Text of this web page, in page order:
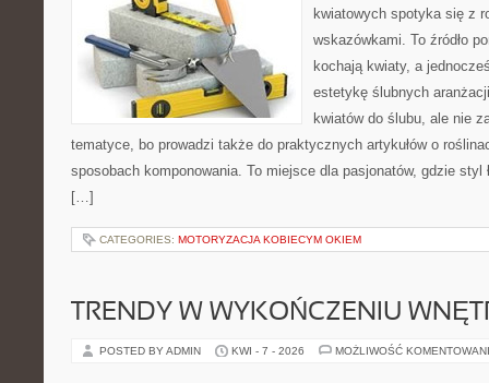
kwiatowych spotyka się z
wskazówkami. To źródło
kochają kwiaty, a
estetykę ślubnych
kwiatów do ślubu, ale nie
tematyce, bo prowadzi także do praktycznych artykułów o
sposobach komponowania. To miejsce dla pasjonatów, gdzie styl
[…]
CATEGORIES: MOTORYZACJA KOBIECYM OKIEM
TRENDY W WYKOŃCZENIU
POSTED BY ADMIN KWI - 7 - 2026 MOŻLIWOŚĆ